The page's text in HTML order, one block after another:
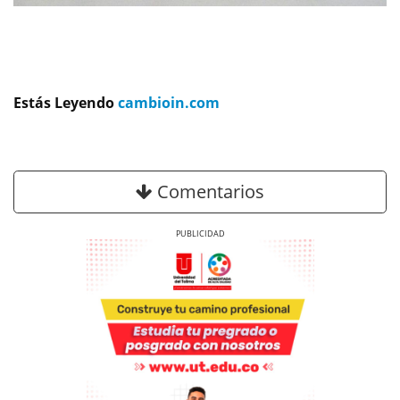
Estás Leyendocambioin.com
Comentarios